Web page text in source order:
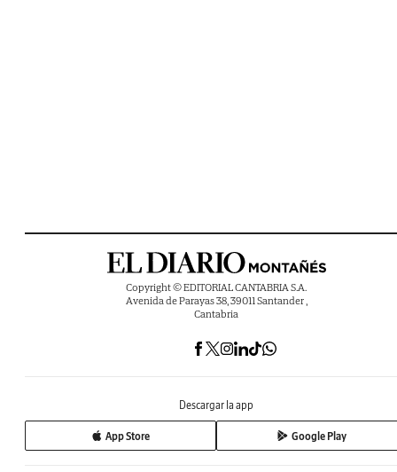
Copyright © EDITORIAL CANTABRIA S.A.
Avenida de Parayas 38, 39011 Santander ,
Cantabria
Descargar la app
App Store Google Play